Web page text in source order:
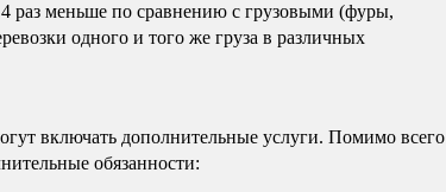
раз меньше по сравнению с грузовыми (фуры,
одного и того же груза в различных
включать дополнительные услуги. Помимо всего
обязанности: